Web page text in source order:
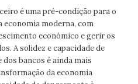
é uma pré-condição para o
economia moderna, com
económico e gerir os
A solidez e capacidade de
bancos é ainda mais
da economia